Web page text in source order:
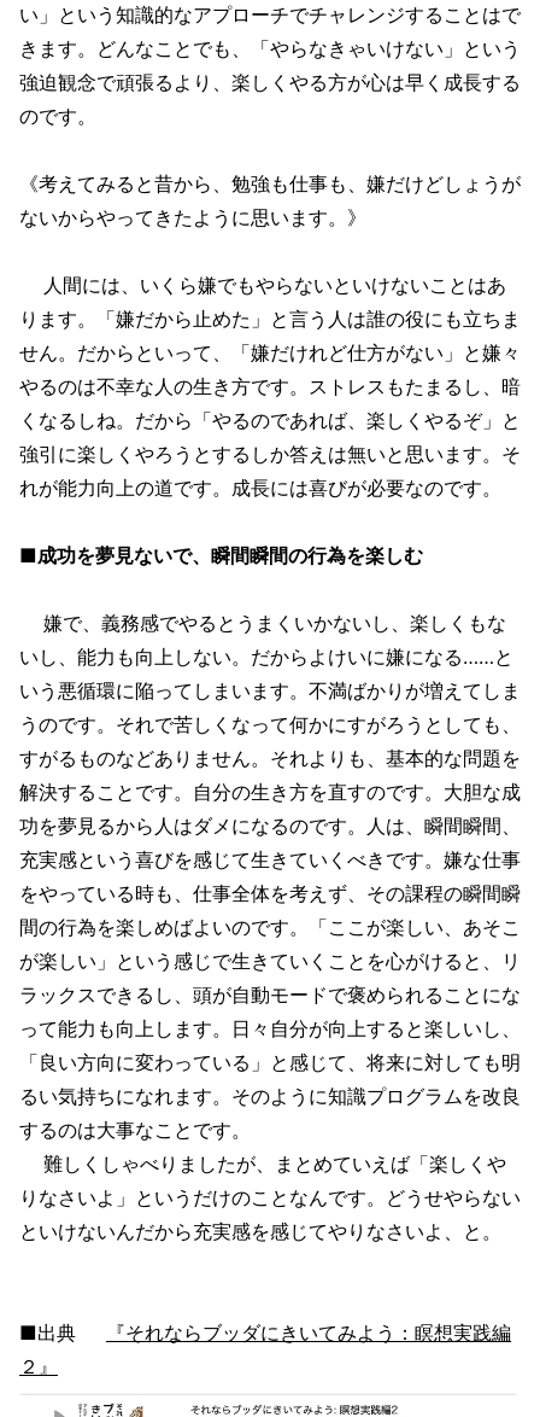
い」という知識的なアプローチでチャレンジすることはで
きます。どんなことでも、「やらなきゃいけない」という
強迫観念で頑張るより、楽しくやる方が心は早く成長する
のです。
《考えてみると昔から、勉強も仕事も、嫌だけどしょうが
ないからやってきたように思います。》
人間には、いくら嫌でもやらないといけないことはあ
ります。「嫌だから止めた」と言う人は誰の役にも立ちま
せん。だからといって、「嫌だけれど仕方がない」と嫌々
やるのは不幸な人の生き方です。ストレスもたまるし、暗
くなるしね。だから「やるのであれば、楽しくやるぞ」と
強引に楽しくやろうとするしか答えは無いと思います。そ
れが能力向上の道です。成長には喜びが必要なのです。
■成功を夢見ないで、瞬間瞬間の行為を楽しむ
嫌で、義務感でやるとうまくいかないし、楽しくもな
いし、能力も向上しない。だからよけいに嫌になる……と
いう悪循環に陥ってしまいます。不満ばかりが増えてしま
うのです。それで苦しくなって何かにすがろうとしても、
すがるものなどありません。それよりも、基本的な問題を
解決することです。自分の生き方を直すのです。大胆な成
功を夢見るから人はダメになるのです。人は、瞬間瞬間、
充実感という喜びを感じて生きていくべきです。嫌な仕事
をやっている時も、仕事全体を考えず、その課程の瞬間瞬
間の行為を楽しめばよいのです。「ここが楽しい、あそこ
が楽しい」という感じで生きていくことを心がけると、リ
ラックスできるし、頭が自動モードで褒められることにな
って能力も向上します。日々自分が向上すると楽しいし、
「良い方向に変わっている」と感じて、将来に対しても明
るい気持ちになれます。そのように知識プログラムを改良
するのは大事なことです。
難しくしゃべりましたが、まとめていえば「楽しくや
りなさいよ」というだけのことなんです。どうせやらない
といけないんだから充実感を感じてやりなさいよ、と。
■出典
『それならブッダにきいてみよう：瞑想実践編
２』